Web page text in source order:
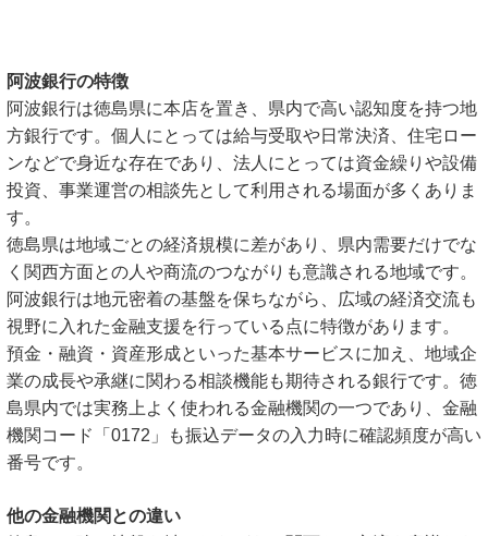
阿波銀行の特徴
阿波銀行は徳島県に本店を置き、県内で高い認知度を持つ地
方銀行です。個人にとっては給与受取や日常決済、住宅ロー
ンなどで身近な存在であり、法人にとっては資金繰りや設備
投資、事業運営の相談先として利用される場面が多くありま
す。
徳島県は地域ごとの経済規模に差があり、県内需要だけでな
く関西方面との人や商流のつながりも意識される地域です。
阿波銀行は地元密着の基盤を保ちながら、広域の経済交流も
視野に入れた金融支援を行っている点に特徴があります。
預金・融資・資産形成といった基本サービスに加え、地域企
業の成長や承継に関わる相談機能も期待される銀行です。徳
島県内では実務上よく使われる金融機関の一つであり、金融
機関コード「0172」も振込データの入力時に確認頻度が高い
番号です。
他の金融機関との違い